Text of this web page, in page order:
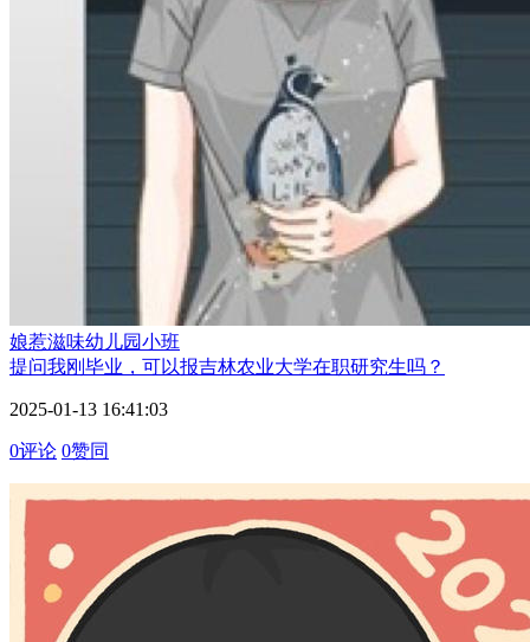
娘惹滋味幼儿园小班
提问我刚毕业，可以报吉林农业大学在职研究生吗？
2025-01-13 16:41:03
0评论 0赞同